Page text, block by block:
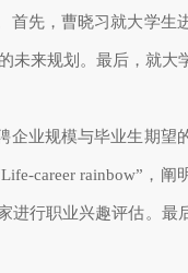
首先，曹晓习就大学生
未来规划。最后，就大
企业规模与毕业生期望
Life-career rainbow”，阐
进行职业兴趣评估。最